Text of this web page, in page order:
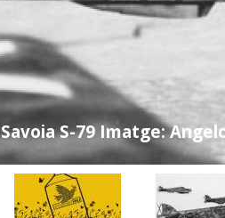
S-79 Imatge: